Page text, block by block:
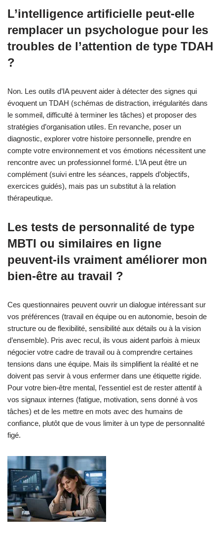
L’intelligence artificielle peut‑elle
remplacer un psychologue pour les
troubles de l’attention de type TDAH
?
Non. Les outils d’IA peuvent aider à détecter des signes qui
évoquent un TDAH (schémas de distraction, irrégularités dans
le sommeil, difficulté à terminer les tâches) et proposer des
stratégies d’organisation utiles. En revanche, poser un
diagnostic, explorer votre histoire personnelle, prendre en
compte votre environnement et vos émotions nécessitent une
rencontre avec un professionnel formé. L’IA peut être un
complément (suivi entre les séances, rappels d’objectifs,
exercices guidés), mais pas un substitut à la relation
thérapeutique.
Les tests de personnalité de type
MBTI ou similaires en ligne
peuvent‑ils vraiment améliorer mon
bien‑être au travail ?
Ces questionnaires peuvent ouvrir un dialogue intéressant sur
vos préférences (travail en équipe ou en autonomie, besoin de
structure ou de flexibilité, sensibilité aux détails ou à la vision
d’ensemble). Pris avec recul, ils vous aident parfois à mieux
négocier votre cadre de travail ou à comprendre certaines
tensions dans une équipe. Mais ils simplifient la réalité et ne
doivent pas servir à vous enfermer dans une étiquette rigide.
Pour votre bien‑être mental, l’essentiel est de rester attentif à
vos signaux internes (fatigue, motivation, sens donné à vos
tâches) et de les mettre en mots avec des humains de
confiance, plutôt que de vous limiter à un type de personnalité
figé.